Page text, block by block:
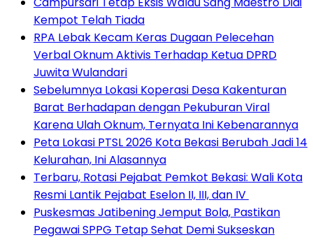
Kempot Telah Tiada
RPA Lebak Kecam Keras Dugaan Pelecehan
Verbal Oknum Aktivis Terhadap Ketua DPRD
Juwita Wulandari
Sebelumnya Lokasi Koperasi Desa Kakenturan
Barat Berhadapan dengan Pekuburan Viral
Karena Ulah Oknum, Ternyata Ini Kebenarannya
Peta Lokasi PTSL 2026 Kota Bekasi Berubah Jadi 14
Kelurahan, Ini Alasannya
‎Terbaru, Rotasi Pejabat Pemkot Bekasi: Wali Kota
Resmi Lantik Pejabat Eselon II, III, dan IV ‎
Puskesmas Jatibening Jemput Bola, Pastikan
Pegawai SPPG Tetap Sehat Demi Sukseskan